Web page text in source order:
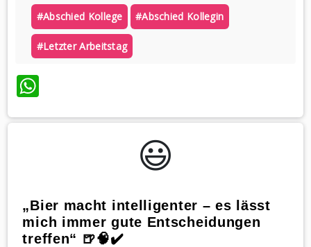
#abschied Kollege #abschied Kollegin
#letzter Arbeitstag
WhatsApp
😃️
„Bier macht intelligenter – es lässt
mich immer gute Entscheidungen
treffen“ 🍺🧠✔️